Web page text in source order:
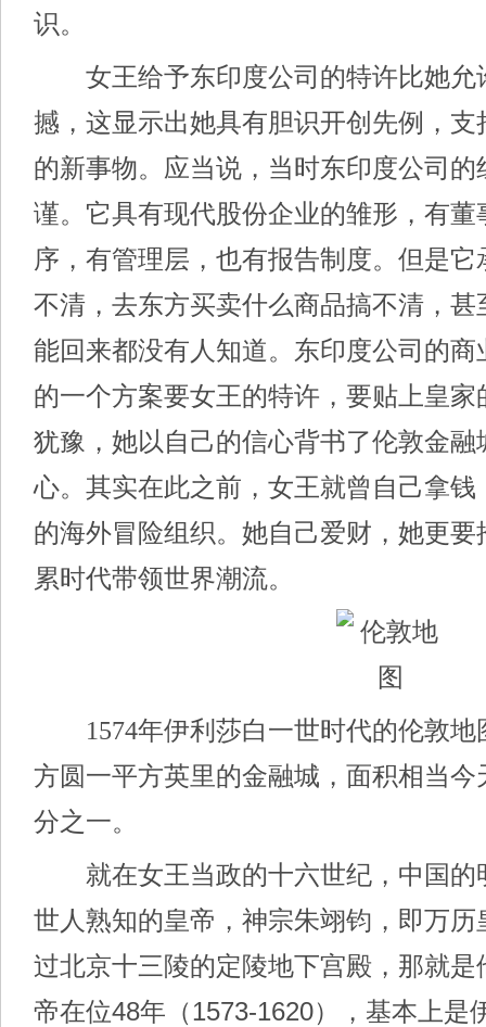
识。
女王给予东印度公司的特许比她允
撼，这显示出她具有胆识开创先例，支
的新事物。应当说，当时东印度公司
谨。它具有现代股份企业的雏形，有董
序，有管理层，也有报告制度。但是
不清，去东方买卖什么商品搞不清，甚
能回来都没有人知道。东印度公司的商
的一个方案要女王的特许，要贴上皇
犹豫，她以自己的信心背书了伦敦金融
心。其实在此之前，女王就曾自己拿钱
的海外冒险组织。她自己爱财，她更
累时代带领世界潮流。
1574年伊利莎白一世时代的伦敦
方圆一平方英里的金融城，面积相当今
分之一。
就在女王当政的十六世纪，中国的
世人熟知的皇帝，神宗朱翊钧，即万历
过北京十三陵的定陵地下宫殿，那就是
帝在位48年（1573-1620），基本上是